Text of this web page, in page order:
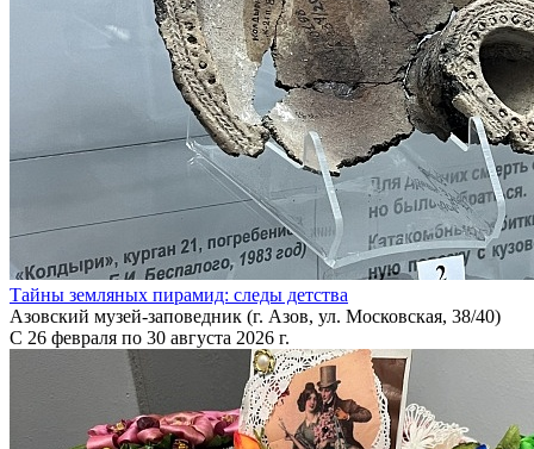
Тайны земляных пирамид: следы детства
Азовский музей-заповедник (г. Азов, ул. Московская, 38/40)
С 26 февраля по 30 августа 2026 г.